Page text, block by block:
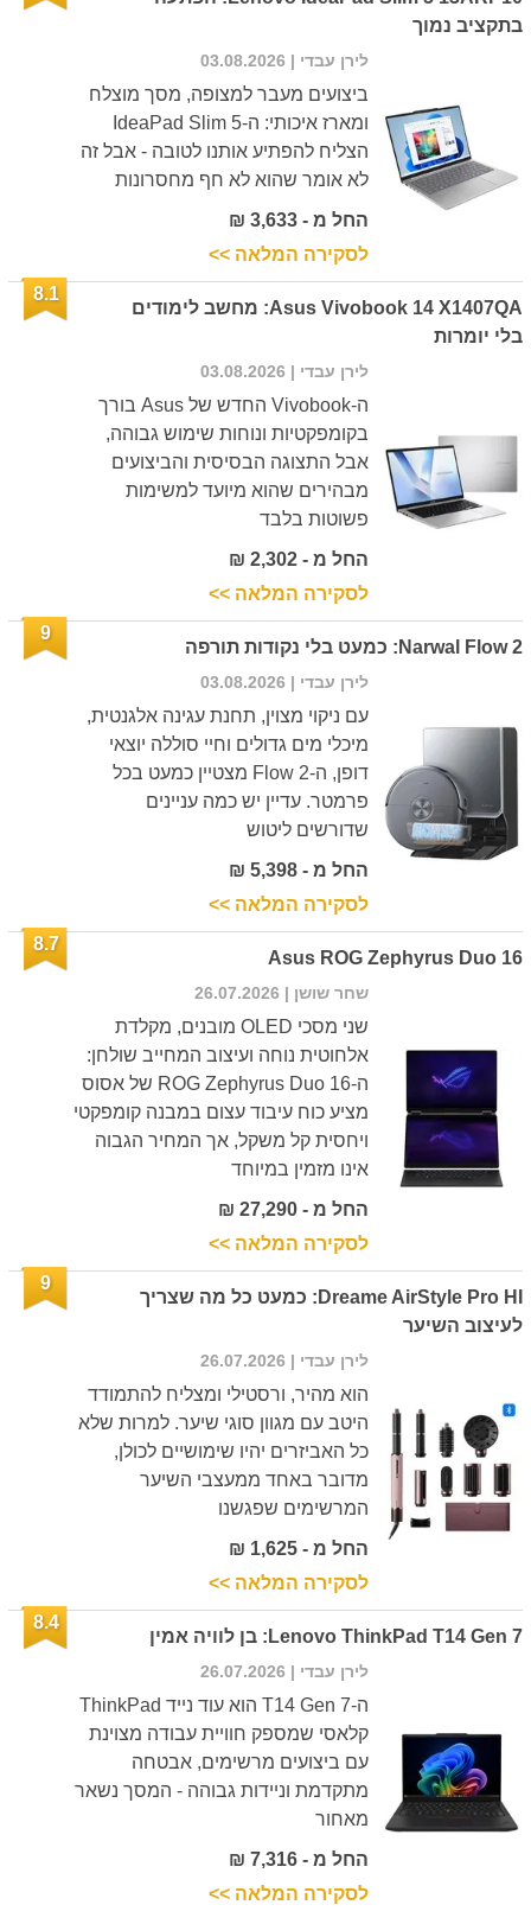
בתקציב נמוך
לירן עבדי | 03.08.2026
ביצועים מעבר למצופה, מסך מוצלח
ומארז איכותי: ה-IdeaPad Slim 5
הצליח להפתיע אותנו לטובה - אבל זה
לא אומר שהוא לא חף מחסרונות
החל מ - 3,633 ₪
לסקירה המלאה >>
Asus Vivobook 14 X1407QA: מחשב לימודים
בלי יומרות
8.1
לירן עבדי | 03.08.2026
ה-Vivobook החדש של Asus בורך
בקומפקטיות ונוחות שימוש גבוהה,
אבל התצוגה הבסיסית והביצועים
מבהירים שהוא מיועד למשימות
פשוטות בלבד
החל מ - 2,302 ₪
לסקירה המלאה >>
Narwal Flow 2: כמעט בלי נקודות תורפה
9
לירן עבדי | 03.08.2026
עם ניקוי מצוין, תחנת עגינה אלגנטית,
מיכלי מים גדולים וחיי סוללה יוצאי
דופן, ה-Flow 2 מצטיין כמעט בכל
פרמטר. עדיין יש כמה עניינים
שדורשים ליטוש
החל מ - 5,398 ₪
לסקירה המלאה >>
Asus ROG Zephyrus Duo 16
8.7
שחר שושן | 26.07.2026
שני מסכי OLED מובנים, מקלדת
אלחוטית נוחה ועיצוב המחייב שולחן:
ה-ROG Zephyrus Duo 16 של אסוס
מציע כוח עיבוד עצום במבנה קומפקטי
ויחסית קל משקל, אך המחיר הגבוה
אינו מזמין במיוחד
החל מ - 27,290 ₪
לסקירה המלאה >>
Dreame AirStyle Pro HI: כמעט כל מה שצריך
לעיצוב השיער
9
לירן עבדי | 26.07.2026
הוא מהיר, ורסטילי ומצליח להתמודד
היטב עם מגוון סוגי שיער. למרות שלא
כל האביזרים יהיו שימושיים לכולן,
מדובר באחד ממעצבי השיער
המרשימים שפגשנו
החל מ - 1,625 ₪
לסקירה המלאה >>
Lenovo ThinkPad T14 Gen 7: בן לוויה אמין
8.4
לירן עבדי | 26.07.2026
ה-T14 Gen 7 הוא עוד נייד ThinkPad
קלאסי שמספק חוויית עבודה מצוינת
עם ביצועים מרשימים, אבטחה
מתקדמת וניידות גבוהה - המסך נשאר
מאחור
החל מ - 7,316 ₪
לסקירה המלאה >>